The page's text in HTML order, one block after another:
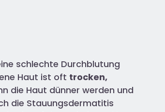
schlechte Durchblutung
Haut ist oft trocken,
die Haut dünner werden und
die Stauungsdermatitis